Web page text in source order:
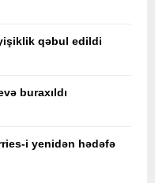
qəbul edildi
buraxıldı
i yenidən hədəfə